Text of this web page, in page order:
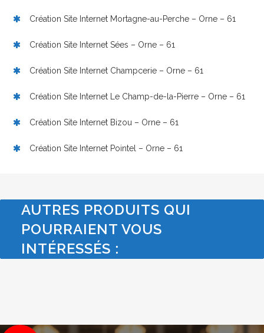
Création Site Internet Mortagne-au-Perche – Orne – 61
Création Site Internet Sées – Orne – 61
Création Site Internet Champcerie – Orne – 61
Création Site Internet Le Champ-de-la-Pierre – Orne – 61
Création Site Internet Bizou – Orne – 61
Création Site Internet Pointel – Orne – 61
AUTRES PRODUITS QUI
POURRAIENT VOUS
INTÉRESSÉS :